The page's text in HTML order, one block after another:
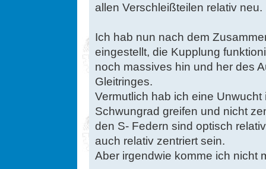
allen Verschleißteilen relativ neu.
Ich hab nun nach dem
eingestellt, die Kupplung
noch massives hin und her des
Gleitringes.
Vermutlich hab ich eine
Schwungrad greifen und nicht
den S- Federn sind optisch
auch relativ zentriert sein.
Aber irgendwie komme ich nicht